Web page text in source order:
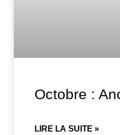
Octobre :
LIRE LA SUITE »